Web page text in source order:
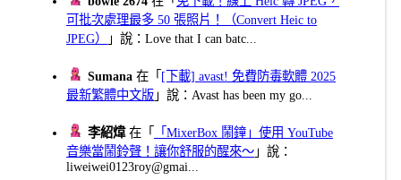
可批次處理最多 50 張照片！（Convert Heic to
JPEG）
」說：Love that I can batc...
Sumana 在「 [下載] avast! 免費防毒軟體 2025
最新繁體中文版 」說：Avast has been my go...
李紹煒在「
「MixerBox 鬧鐘」使用 YouTube
音樂當鬧鈴聲！讓你舒服的醒來～ 」說：
liweiwei0123roy@gmai...